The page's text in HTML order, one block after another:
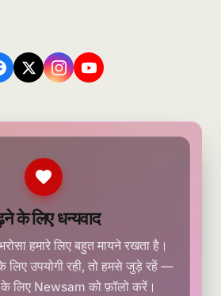
के लिए धन्यवाद
हमारे लिए बहुत मायने रखता है।
उपयोगी रही, तो हमसे जुड़े रहें —
लिए Newsam को फ़ॉलो करें।